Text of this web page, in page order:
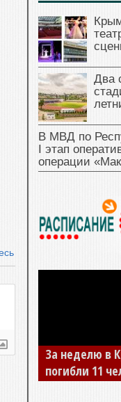
Два
В МВД по
I этап
операции
За неделю в
погибли 11